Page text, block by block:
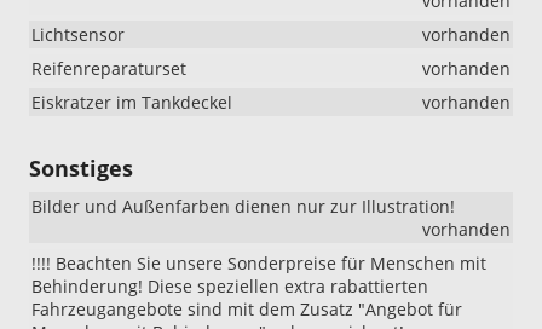
Lichtsensor
vorhanden
Reifenreparaturset
vorhanden
Eiskratzer im Tankdeckel
vorhanden
Sonstiges
Bilder und Außenfarben dienen nur zur Illustration!
vorhanden
!!!! Beachten Sie unsere Sonderpreise für Menschen mit
Behinderung! Diese speziellen extra rabattierten
Fahrzeugangebote sind mit dem Zusatz "Angebot für